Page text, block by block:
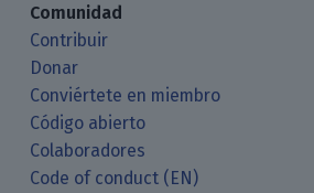
Comunidad
Contribuir
Donar
Conviértete en miembro
Código abierto
Colaboradores
Code of conduct (EN)